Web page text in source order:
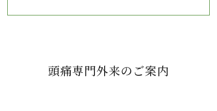
頭痛専門外来のご案内